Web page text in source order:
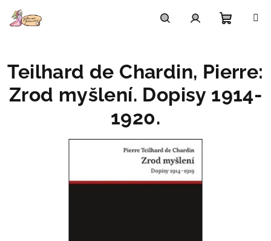
obsah
košík
Teilhard de Chardin, Pierre:
Zrod myšlení. Dopisy 1914-
1920.